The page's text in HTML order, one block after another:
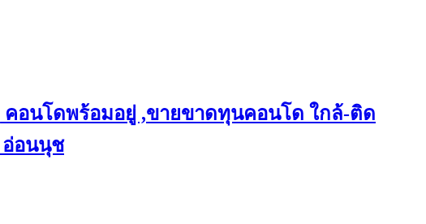
คอนโดพร้อมอยู่ ,ขายขาดทุนคอนโด ใกล้-ติด
อ่อนนุช